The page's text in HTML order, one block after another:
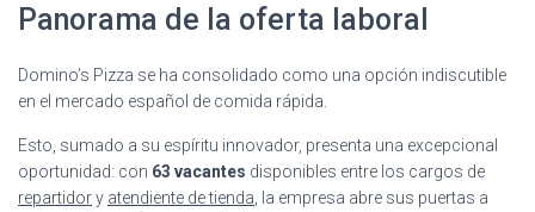
Panorama de la oferta laboral
Domino’s Pizza se ha consolidado como una opción indiscutible
en el mercado español de comida rápida.
Esto, sumado a su espíritu innovador, presenta una excepcional
oportunidad: con 63 vacantes disponibles entre los cargos de
repartidory atendiente de tienda , la empresa abre sus puertas a